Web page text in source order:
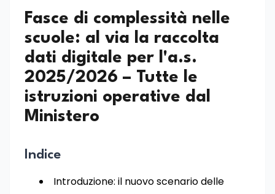
Fasce di complessità nelle
scuole: al via la raccolta
dati digitale per l'a.s.
2025/2026 – Tutte le
istruzioni operative dal
Ministero
Indice
Introduzione: il nuovo scenario delle